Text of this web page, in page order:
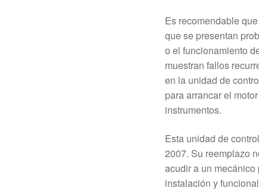
Es recomendable
que se presentan
o el funcionamiento
muestran fallos
en la unidad de
para arrancar el
instrumentos.
Esta unidad de
2007. Su reemplazo
acudir a un
instalación y